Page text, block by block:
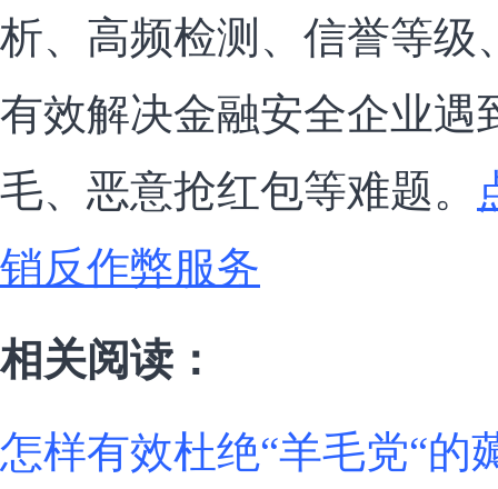
析、高频检测、信誉等级
有效解决金融安全企业遇
毛、恶意抢红包等难题。
销反作弊服务
相关阅读：
怎样有效杜绝“羊毛党“的